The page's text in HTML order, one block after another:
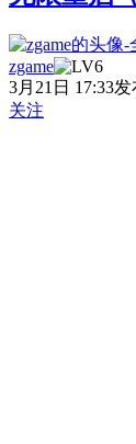
zgame
3月21日 17:33发
关注